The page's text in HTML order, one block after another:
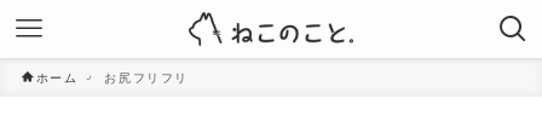
ホーム お尻フリフリ